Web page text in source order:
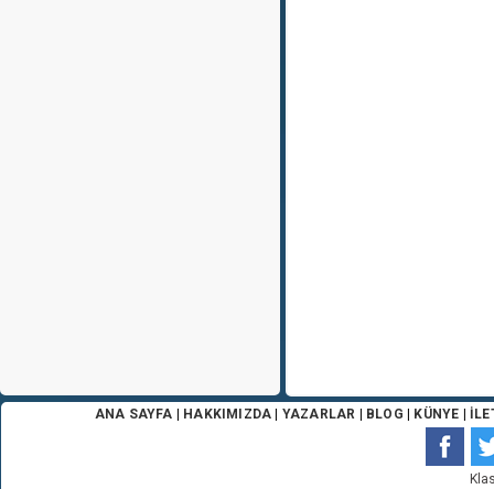
ANA SAYFA HAKKIMIZDA YAZARLAR BLOG KÜNYE